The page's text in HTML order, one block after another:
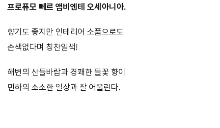
프로퓨모 뻬르 앰비엔테 오세아니아.
향기도 좋지만 인테리어 소품으로도
손색없다며 칭찬일색!
해변의 산들바람과 경쾌한 들꽃 향이
민하의 소소한 일상과 잘 어울린다.